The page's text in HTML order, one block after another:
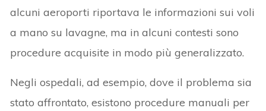
alcuni aeroporti riportava le informazioni sui voli
a mano su lavagne, ma in alcuni contesti sono
procedure acquisite in modo più generalizzato.
Negli ospedali, ad esempio, dove il problema sia
stato affrontato, esistono procedure manuali per